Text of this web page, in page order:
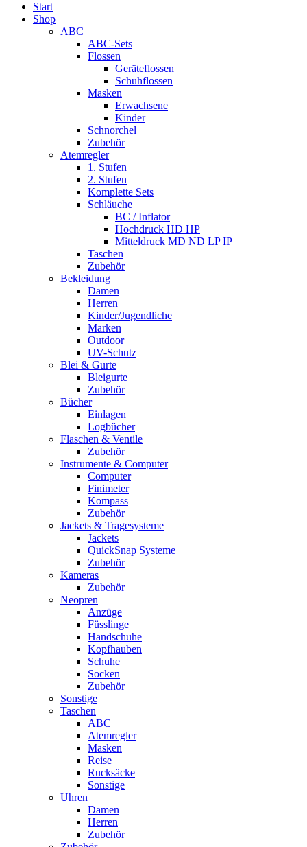
Start
Shop
ABC
ABC-Sets
Flossen
Geräteflossen
Schuhflossen
Masken
Erwachsene
Kinder
Schnorchel
Zubehör
Atemregler
1. Stufen
2. Stufen
Komplette Sets
Schläuche
BC / Inflator
Hochdruck HD HP
Mitteldruck MD ND LP IP
Taschen
Zubehör
Bekleidung
Damen
Herren
Kinder/Jugendliche
Marken
Outdoor
UV-Schutz
Blei & Gurte
Bleigurte
Zubehör
Bücher
Einlagen
Logbücher
Flaschen & Ventile
Zubehör
Instrumente & Computer
Computer
Finimeter
Kompass
Zubehör
Jackets & Tragesysteme
Jackets
QuickSnap Systeme
Zubehör
Kameras
Zubehör
Neopren
Anzüge
Füsslinge
Handschuhe
Kopfhauben
Schuhe
Socken
Zubehör
Sonstige
Taschen
ABC
Atemregler
Masken
Reise
Rucksäcke
Sonstige
Uhren
Damen
Herren
Zubehör